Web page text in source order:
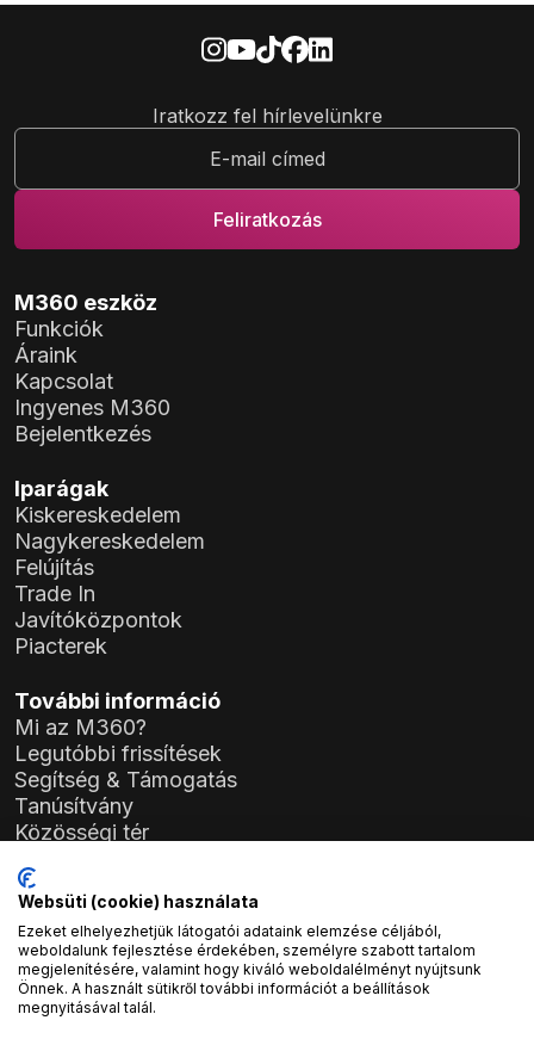
Iratkozz fel hírlevelünkre
M360 eszköz
Funkciók
Áraink
Kapcsolat
Ingyenes M360
Bejelentkezés
Iparágak
Kiskereskedelem
Nagykereskedelem
Felújítás
Trade In
Javítóközpontok
Piacterek
További információ
Mi az M360?
Legutóbbi frissítések
Segítség & Támogatás
Tanúsítvány
Közösségi tér
Általános Szerződési Feltételek (ÁSZF)
Adatkezelési Tájékoztató
General Data Protection Regulation (GDPR)
Cégadatok
Atlas Soft Kft.
Websüti (cookie) használata
Ezeket elhelyezhetjük látogatói adataink elemzése céljából,
weboldalunk fejlesztése érdekében, személyre szabott tartalom
megjelenítésére, valamint hogy kiváló weboldalélményt nyújtsunk
Önnek. A használt sütikről további információt a beállítások
megnyitásával talál.